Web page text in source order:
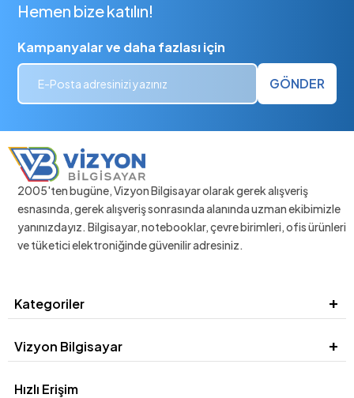
Hemen bize katılın!
Kampanyalar ve daha fazlası için
GÖNDER
2005'ten bugüne, Vizyon Bilgisayar olarak gerek alışveriş
esnasında, gerek alışveriş sonrasında alanında uzman ekibimizle
yanınızdayız. Bilgisayar, notebooklar, çevre birimleri, ofis ürünleri
ve tüketici elektroniğinde güvenilir adresiniz.
Kategoriler
Vizyon Bilgisayar
Hızlı Erişim